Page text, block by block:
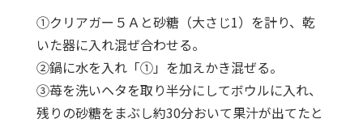
①クリアガー５Ａと砂糖（大さじ1）を計り、乾
いた器に入れ混ぜ合わせる。
②鍋に水を入れ「①」を加えかき混ぜる。
③苺を洗いヘタを取り半分にしてボウルに入れ、
残りの砂糖をまぶし約30分おいて果汁が出てたと